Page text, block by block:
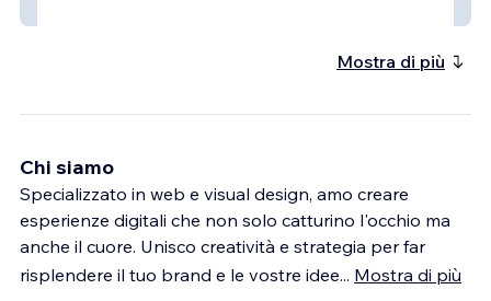
Mostra di più
Chi siamo
Specializzato in web e visual design, amo creare
esperienze digitali che non solo catturino l'occhio ma
anche il cuore. Unisco creatività e strategia per far
risplendere il tuo brand e le vostre idee... Mostra di più